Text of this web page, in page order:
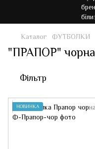
Каталог ФУТБОЛКИ
"ПРАПОР" чорна
Фільтр
НОВИНКА